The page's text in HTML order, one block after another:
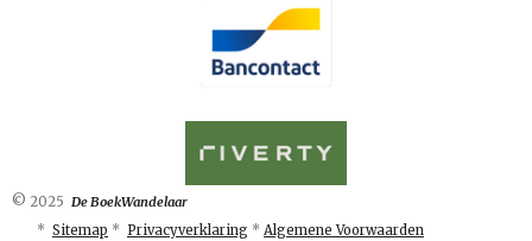
© 2025 De BoekWandelaar
* Sitemap * Privacyverklaring * Algemene Voorwaarden